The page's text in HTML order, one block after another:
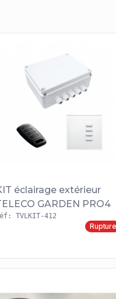
éclairage extérieur
GARDEN PRO4
TVLKIT-412
Rupture